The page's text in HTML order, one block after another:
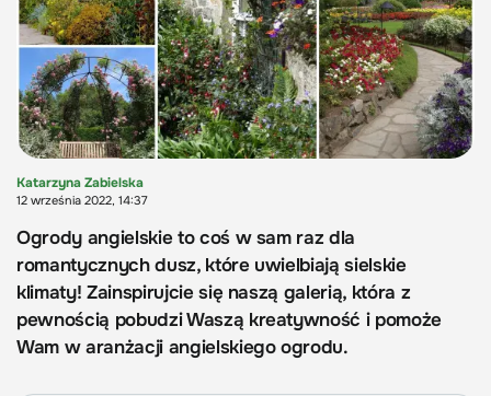
Katarzyna Zabielska
12 września 2022, 14:37
Ogrody angielskie to coś w sam raz dla
romantycznych dusz, które uwielbiają sielskie
klimaty! Zainspirujcie się naszą galerią, która z
pewnością pobudzi Waszą kreatywność i pomoże
Wam w aranżacji angielskiego ogrodu.